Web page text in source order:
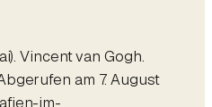
Vincent van Gogh.
am 7. August
im-